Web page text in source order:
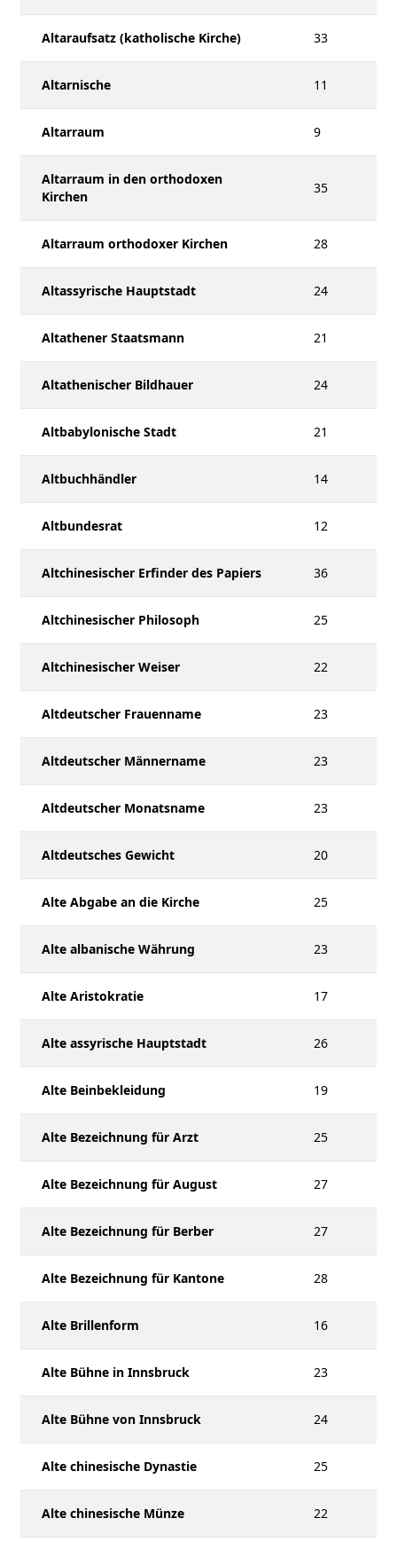
Altaraufsatz (katholische Kirche) 33
Altarnische 11
Altarraum 9
Altarraum in den orthodoxen
Kirchen
35
Altarraum orthodoxer Kirchen 28
Altassyrische Hauptstadt 24
Altathener Staatsmann 21
Altathenischer Bildhauer 24
Altbabylonische Stadt 21
Altbuchhändler 14
Altbundesrat 12
Altchinesischer Erfinder des Papiers 36
Altchinesischer Philosoph 25
Altchinesischer Weiser 22
Altdeutscher Frauenname 23
Altdeutscher Männername 23
Altdeutscher Monatsname 23
Altdeutsches Gewicht 20
Alte Abgabe an die Kirche 25
Alte albanische Währung 23
Alte Aristokratie 17
Alte assyrische Hauptstadt 26
Alte Beinbekleidung 19
Alte Bezeichnung für Arzt 25
Alte Bezeichnung für August 27
Alte Bezeichnung für Berber 27
Alte Bezeichnung für Kantone 28
Alte Brillenform 16
Alte Bühne in Innsbruck 23
Alte Bühne von Innsbruck 24
Alte chinesische Dynastie 25
Alte chinesische Münze 22